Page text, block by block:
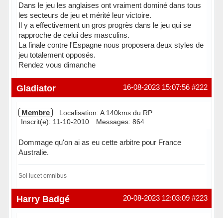
Dans le jeu les anglaises ont vraiment dominé dans tous
les secteurs de jeu et mérité leur victoire.
Il y a effectivement un gros progrès dans le jeu qui se
rapproche de celui des masculins.
La finale contre l'Espagne nous proposera deux styles de
jeu totalement opposés.
Rendez vous dimanche
Hors ligne #222
16-08-2023 15:07:56
Gladiator
Membre
Localisation: A 140kms du RP
Inscrit(e): 11-10-2010
Messages: 864
Dommage qu'on ai as eu cette arbitre pour France
Australie.
Sol lucet omnibus
Hors ligne #223
20-08-2023 12:03:09
Harry Badgé